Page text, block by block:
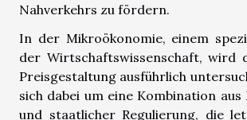
Nahverkehrs zu fördern.
In der Mikroökonomie, einem
der Wirtschaftswissenschaft, wird
Preisgestaltung ausführlich
sich dabei um eine Kombination
und staatlicher Regulierung, die